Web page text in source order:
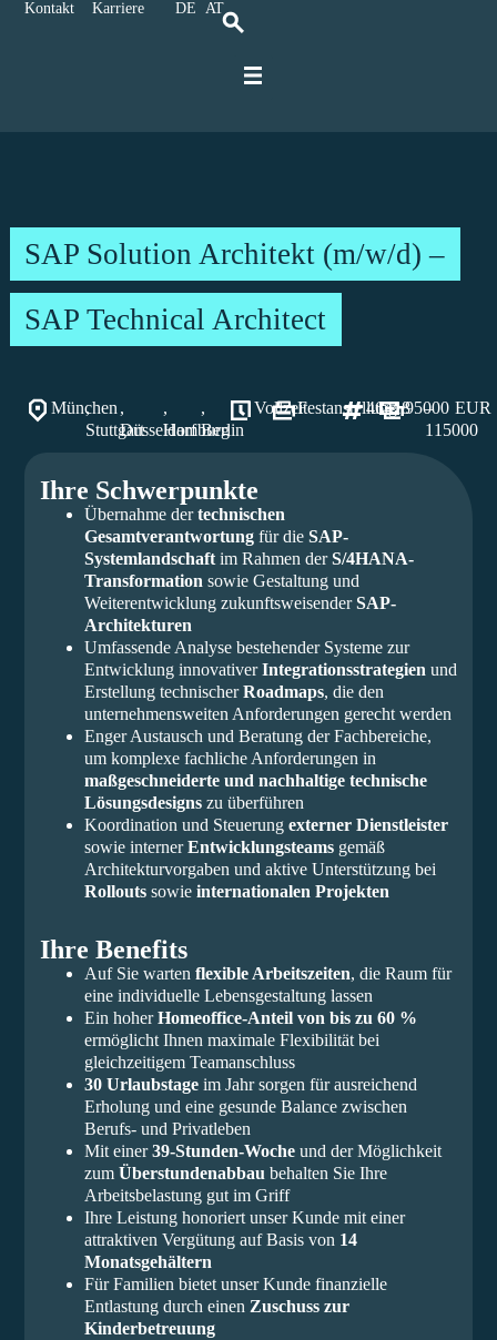
Kontakt Karriere DE AT
SAP Solution Architekt (m/w/d) –
SAP Technical Architect
München
,
Stuttgart
,
Düsseldorf
,
Hamburg
,
Berlin
VollzeitFestanstellung
4641895000
–
115000
EUR
Ihre Schwerpunkte
Übernahme dertechnischen
Gesamtverantwortung für die SAP-
Systemlandschaft im Rahmen derS/4HANA-
Transformation sowie Gestaltung und
Weiterentwicklung zukunftsweisenderSAP-
Architekturen
Umfassende Analyse bestehender Systeme zur
Entwicklung innovativerIntegrationsstrategien und
Erstellung technischerRoadmaps, die den
unternehmensweiten Anforderungen gerecht werden
Enger Austausch und Beratung der Fachbereiche,
um komplexe fachliche Anforderungen in
maßgeschneiderte und nachhaltige technische
Lösungsdesigns zu überführen
Koordination und Steuerung externer Dienstleister
sowie internerEntwicklungsteams gemäß
Architekturvorgaben und aktive Unterstützung bei
Rollouts sowie internationalen Projekten
Ihre Benefits
Auf Sie warten flexible Arbeitszeiten, die Raum für
eine individuelle Lebensgestaltung lassen
Ein hoherHomeoffice-Anteil von bis zu 60 %
ermöglicht Ihnen maximale Flexibilität bei
gleichzeitigem Teamanschluss
30 Urlaubstage im Jahr sorgen für ausreichend
Erholung und eine gesunde Balance zwischen
Berufs- und Privatleben
Mit einer39-Stunden-Woche und der Möglichkeit
zum Überstundenabbau behalten Sie Ihre
Arbeitsbelastung gut im Griff
Ihre Leistung honoriert unser Kunde mit einer
attraktiven Vergütung auf Basis von 14
Monatsgehältern
Für Familien bietet unser Kunde finanzielle
Entlastung durch einen Zuschuss zur
Kinderbetreuung